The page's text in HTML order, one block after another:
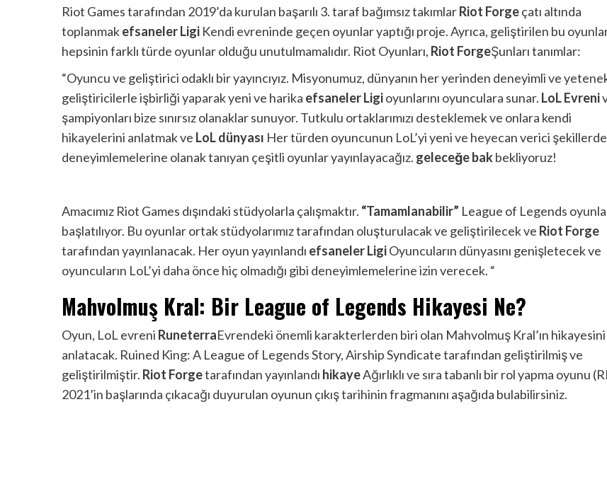
Riot Games tarafından 2019’da kurulan başarılı 3. taraf bağımsız takımlarRiot Forgeçatı altında
toplanmakefsaneler Ligi Kendi evreninde geçen oyunlar yaptığı proje. Ayrıca, geliştirilen bu
hepsinin farklı türde oyunlar olduğu unutulmamalıdır. Riot Oyunları, Riot ForgeŞunları tanımlar:
“Oyuncu ve geliştirici odaklı bir yayıncıyız. Misyonumuz, dünyanın her yerinden deneyimli ve
geliştiricilerle işbirliği yaparak yeni ve harika efsaneler Ligioyunlarını oyunculara sunar. LoL Evreni
şampiyonları bize sınırsız olanaklar sunuyor. Tutkulu ortaklarımızı desteklemek ve onlara kendi
hikayelerini anlatmak ve LoL dünyası Her türden oyuncunun LoL’yi yeni ve heyecan verici şekillerde
deneyimlemelerine olanak tanıyan çeşitli oyunlar yayınlayacağız. geleceğe bakbekliyoruz!
Amacımız Riot Games dışındaki stüdyolarla çalışmaktır. “Tamamlanabilir” League of Legends
başlatılıyor. Bu oyunlar ortak stüdyolarımız tarafından oluşturulacak ve geliştirilecek ve Riot Forge
tarafından yayınlanacak. Her oyun yayınlandı efsaneler LigiOyuncuların dünyasını genişletecek ve
oyuncuların LoL’yi daha önce hiç olmadığı gibi deneyimlemelerine izin verecek. “
Mahvolmuş Kral: Bir League of Legends Hikayesi Ne?
Oyun, LoL evreni RuneterraEvrendeki önemli karakterlerden biri olan Mahvolmuş Kral’ın hikayesini
anlatacak. Ruined King: A League of Legends Story, Airship Syndicate tarafından geliştirilmiş ve
geliştirilmiştir. Riot Forgetarafından yayınlandı hikayeAğırlıklı ve sıra tabanlı bir rol yapma oyunu
2021’in başlarında çıkacağı duyurulan oyunun çıkış tarihinin fragmanını aşağıda bulabilirsiniz.